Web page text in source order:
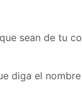
sean de tu
diga el